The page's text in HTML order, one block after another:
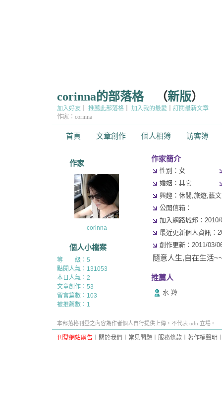
corinna的部落格（新版）
首頁 文章創作 個人相簿 訪客簿
加入好友 推薦此部落格 加入我的最愛
訂閱最新文章
作家：corinna
作家
corinna
個人小檔案
等 級：5
點閱人氣：131053
本日人氣：2
文章創作：53
留言篇數：103
被推薦數： 1
作家簡介
性別：女
婚姻：其它
興趣：休閒,旅遊,藝
公開信箱：
加入網路城邦：
最近更新個人資訊：
創作更新：2011/03/
隨意人生,自在生活
推薦人
水 羚
本部落格刊登之內容為作者個人自行提供上傳，不代表 udn 立場。
刊登網站廣告 關於我們 常見問題 服務條款 著作權聲明